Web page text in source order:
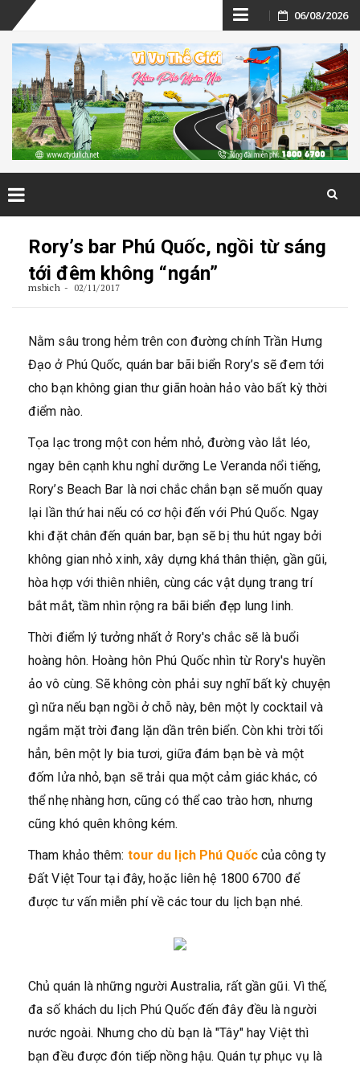
Skip
to
content
06/08/2026
Rory’s bar Phú Quốc, ngồi từ sáng
tới đêm không “ngán”
msbich 02/11/2017
Nằm sâu trong hẻm trên con đường chính Trần Hưng
Đạo ở Phú Quốc, quán bar bãi biển Rory’s sẽ đem tới
cho bạn không gian thư giãn hoàn hảo vào bất kỳ thời
điểm nào.
Tọa lạc trong một con hẻm nhỏ, đường vào lắt léo,
ngay bên cạnh khu nghỉ dưỡng Le Veranda nổi tiếng,
Rory’s Beach Bar là nơi chắc chắn bạn sẽ muốn quay
lại lần thứ hai nếu có cơ hội đến với Phú Quốc. Ngay
khi đặt chân đến quán bar, bạn sẽ bị thu hút ngay bởi
không gian nhỏ xinh, xây dựng khá thân thiện, gần gũi,
hòa hợp với thiên nhiên, cùng các vật dụng trang trí
bắt mắt, tầm nhìn rộng ra bãi biển đẹp lung linh.
Thời điểm lý tưởng nhất ở Rory's chắc sẽ là buổi
hoàng hôn. Hoàng hôn Phú Quốc nhìn từ Rory's huyền
ảo vô cùng. Sẽ không còn phải suy nghĩ bất kỳ chuyện
gì nữa nếu bạn ngồi ở chỗ này, bên một ly cocktail và
ngắm mặt trời đang lặn dần trên biển. Còn khi trời tối
hẳn, bên một ly bia tươi, giữa đám bạn bè và một
đốm lửa nhỏ, bạn sẽ trải qua một cảm giác khác, có
thể nhẹ nhàng hơn, cũng có thể cao trào hơn, nhưng
cũng khó quên không kém.
Tham khảo thêm: tour du lịch Phú Quốccủa công ty
Đất Việt Tour tại đây, hoặc liên hệ 1800 6700 để
được tư vấn miễn phí về các tour du lịch bạn nhé.
Chủ quán là những người Australia, rất gần gũi. Vì thế,
đa số khách du lịch Phú Quốc đến đây đều là người
nước ngoài. Nhưng cho dù bạn là "Tây" hay Việt thì
bạn đều được đón tiếp nồng hậu. Quán tự phục vụ là